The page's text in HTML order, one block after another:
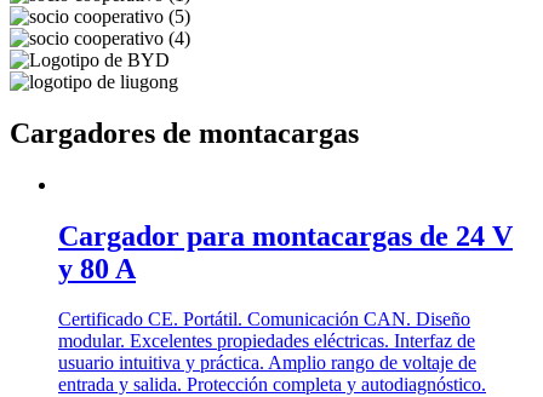
Cargadores de montacargas
Cargador para montacargas de 24 V
y 80 A
Certificado CE. Portátil. Comunicación CAN. Diseño
modular. Excelentes propiedades eléctricas. Interfaz de
usuario intuitiva y práctica. Amplio rango de voltaje de
entrada y salida. Protección completa y autodiagnóstico.